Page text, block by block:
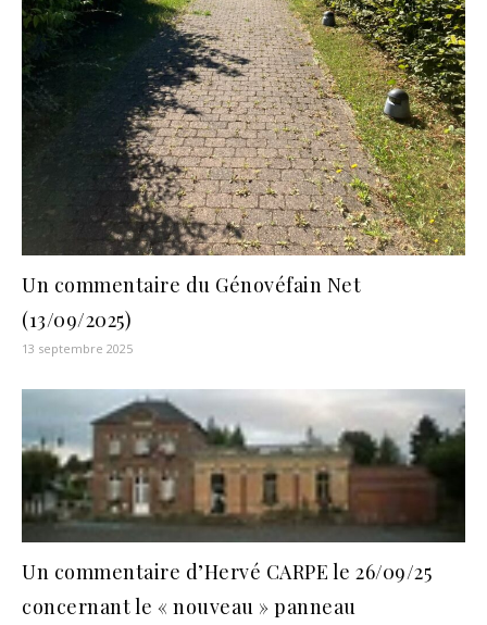
Un commentaire du Génovéfain Net
(13/09/2025)
13 septembre 2025
Un commentaire d’Hervé CARPE le 26/09/25
concernant le « nouveau » panneau